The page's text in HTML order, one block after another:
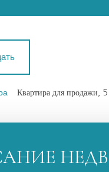
Квартира для продажи,